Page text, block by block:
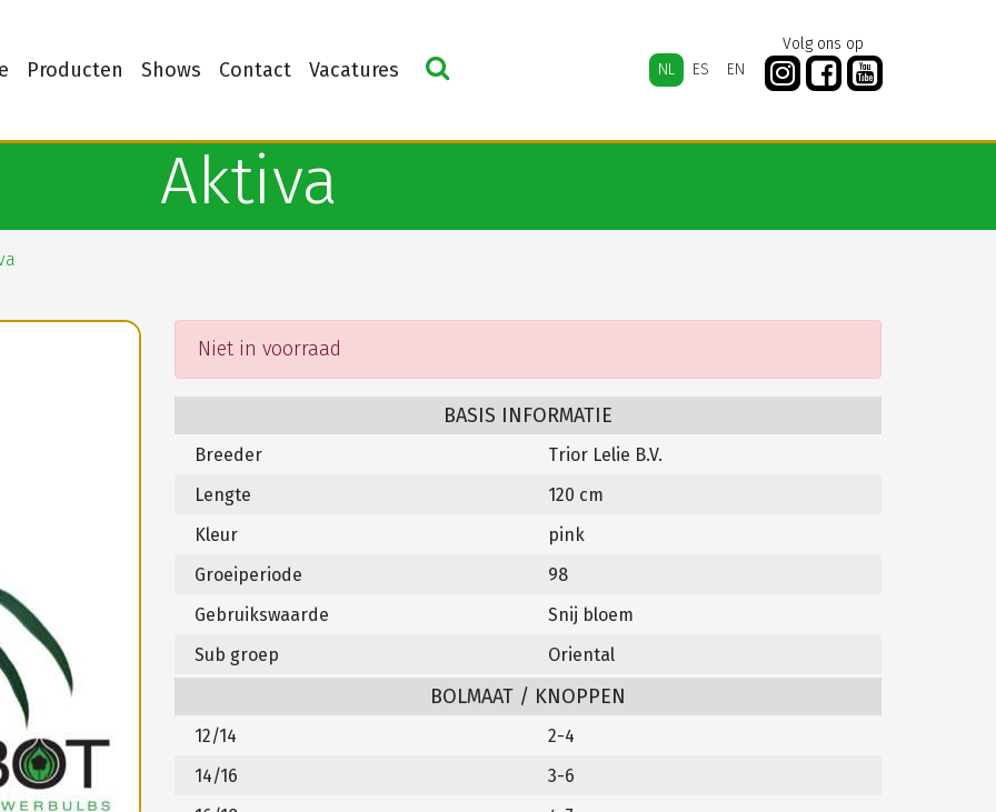
Producten Shows Contact Vacatures NL ES EN
Volg ons op
Aktiva
Niet in voorraad
BASIS INFORMATIE
Breeder
Trior Lelie B.V.
Lengte
120 cm
Kleur
pink
Groeiperiode
98
Gebruikswaarde
Snij bloem
Sub groep
Oriental
BOLMAAT / KNOPPEN
12/14
2-4
14/16
3-6